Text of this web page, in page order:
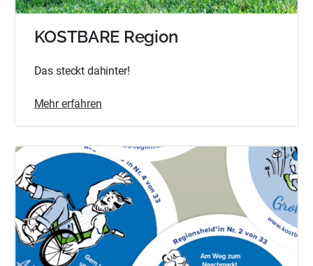
KOSTBARE Region
Das steckt dahinter!
Mehr erfahren